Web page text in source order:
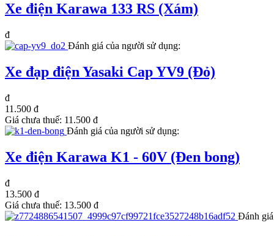
Xe điện Karawa 133 RS (Xám)
đ
Đánh giá của người sử dụng:
Xe đạp điện Yasaki Cap YV9 (Đỏ)
đ
11.500 đ
Giá chưa thuế: 11.500 đ
Đánh giá của người sử dụng:
Xe điện Karawa K1 - 60V (Đen bong)
đ
13.500 đ
Giá chưa thuế: 13.500 đ
Đánh